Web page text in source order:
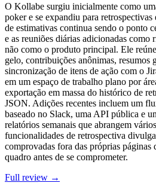
O Kollabe surgiu inicialmente como
poker e se expandiu para
de estimativas continua sendo o ponto
e as reuniões diárias adicionadas como
não como o produto principal. Ele
gelo, contribuições anônimas, resumos
sincronização de itens de ação com o
em um espaço de trabalho plano por
exportação em massa do histórico de
JSON. Adições recentes incluem um
baseado no Slack, uma API pública e
relatórios semanais que abrangem
funcionalidades de retrospectiva
comprovadas fora das próprias
quadro antes de se comprometer.
Full review →